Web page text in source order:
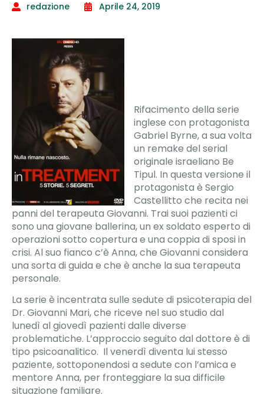
redazione Aprile 24, 2019
Rifacimento della serie
inglese con protagonista
Gabriel Byrne, a sua volta
un remake del serial
originale israeliano Be
Tipul. In questa versione il
protagonista è Sergio
Castellitto che recita nei
panni del terapeuta Giovanni. Trai suoi pazienti ci
sono una giovane ballerina, un ex soldato esperto di
operazioni sotto copertura e una coppia di sposi in
crisi. Al suo fianco c’è Anna, che Giovanni considera
una sorta di guida e che è anche la sua terapeuta
personale.
La serie è incentrata sulle sedute di psicoterapia del
Dr. Giovanni Mari, che riceve nel suo studio dal
lunedì al giovedì pazienti dalle diverse
problematiche. L’approccio seguito dal dottore è di
tipo psicoanalitico. Il venerdì diventa lui stesso
paziente, sottoponendosi a sedute con l’amica e
mentore Anna, per fronteggiare la sua difficile
situazione familiare.